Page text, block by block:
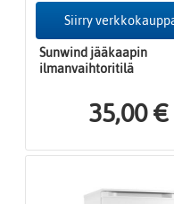
Siirry
Sunwind jääkaapin
ilmanvaihtoritilä
35,00 €